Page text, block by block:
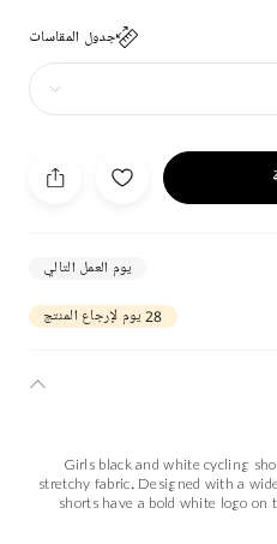
جدول المقاسات
يوم العمل التالي
28 يوم لإرجاع المنتج
Girls black and white cycling
stretchy fabric. Designed with a
shorts have a bold white logo